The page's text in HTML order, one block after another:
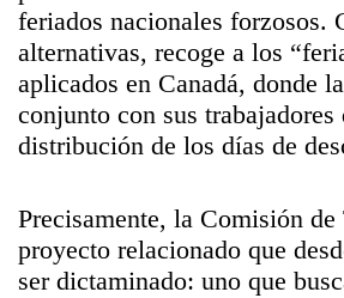
feriados nacionales forzosos.
alternativas, recoge a los
aplicados en Canadá, donde
conjunto con sus
distribución de los días de
Precisamente, la Comisión
proyecto relacionado que
ser dictaminado: uno que